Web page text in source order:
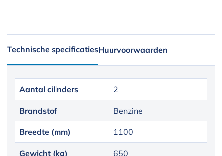
Technische specificatiesHuurvoorwaarden
Aantal cilinders 2
Brandstof Benzine
Breedte (mm) 1100
Gewicht (kg) 650